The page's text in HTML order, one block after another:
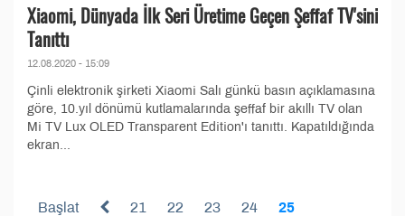
Xiaomi, Dünyada İlk Seri Üretime Geçen Şeffaf TV'sini
Tanıttı
12.08.2020 - 15:09
Çinli elektronik şirketi Xiaomi Salı günkü basın açıklamasına
göre, 10.yıl dönümü kutlamalarında şeffaf bir akıllı TV olan
Mi TV Lux OLED Transparent Edition'ı tanıttı. Kapatıldığında
ekran...
Başlat 21 22 23 24 25